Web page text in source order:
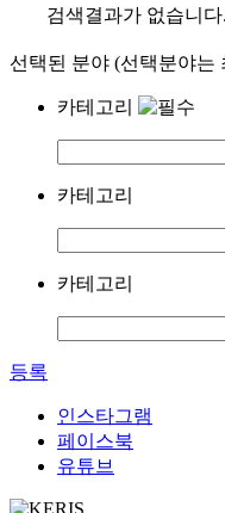
검색결과가 없습니다.
선택된 분야 (선택분야는
카테고리
카테고리
카테고리
등록
인스타그램
페이스북
유튜브